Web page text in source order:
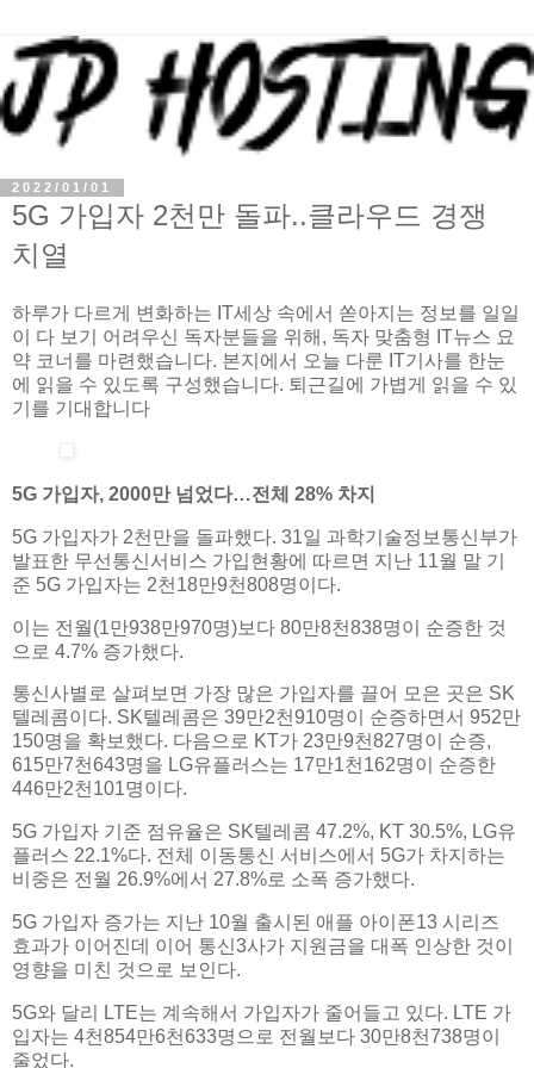
2022/01/01
5G 가입자 2천만 돌파..클라우드 경쟁
치열
하루가 다르게 변화하는 IT세상 속에서 쏟아지는 정보를 일일
이 다 보기 어려우신 독자분들을 위해, 독자 맞춤형 IT뉴스 요
약 코너를 마련했습니다. 본지에서 오늘 다룬 IT기사를 한눈
에 읽을 수 있도록 구성했습니다. 퇴근길에 가볍게 읽을 수 있
기를 기대합니다
5G 가입자, 2000만 넘었다…전체 28% 차지
5G 가입자가 2천만을 돌파했다. 31일 과학기술정보통신부가
발표한 무선통신서비스 가입현황에 따르면 지난 11월 말 기
준 5G 가입자는 2천18만9천808명이다.
이는 전월(1만938만970명)보다 80만8천838명이 순증한 것
으로 4.7% 증가했다.
통신사별로 살펴보면 가장 많은 가입자를 끌어 모은 곳은 SK
텔레콤이다. SK텔레콤은 39만2천910명이 순증하면서 952만
150명을 확보했다. 다음으로 KT가 23만9천827명이 순증,
615만7천643명을 LG유플러스는 17만1천162명이 순증한
446만2천101명이다.
5G 가입자 기준 점유율은 SK텔레콤 47.2%, KT 30.5%, LG유
플러스 22.1%다. 전체 이동통신 서비스에서 5G가 차지하는
비중은 전월 26.9%에서 27.8%로 소폭 증가했다.
5G 가입자 증가는 지난 10월 출시된 애플 아이폰13 시리즈
효과가 이어진데 이어 통신3사가 지원금을 대폭 인상한 것이
영향을 미친 것으로 보인다.
5G와 달리 LTE는 계속해서 가입자가 줄어들고 있다. LTE 가
입자는 4천854만6천633명으로 전월보다 30만8천738명이
줄었다.